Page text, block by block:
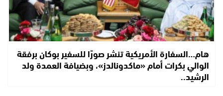
هام…السفارة الأمريكية تنشر صورًا للسفير بوكان برفقة
الوالي بكرات أمام «ماكدونالدز»، وبضيافة العمدة ولد
الرشيد..